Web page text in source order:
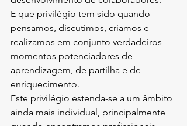
E que privilégio tem sido quando
pensamos, discutimos, criamos e
realizamos em conjunto verdadeiros
momentos potenciadores de
aprendizagem, de partilha e de
enriquecimento.
Este privilégio estenda-se a um âmbito
ainda mais individual, principalmente